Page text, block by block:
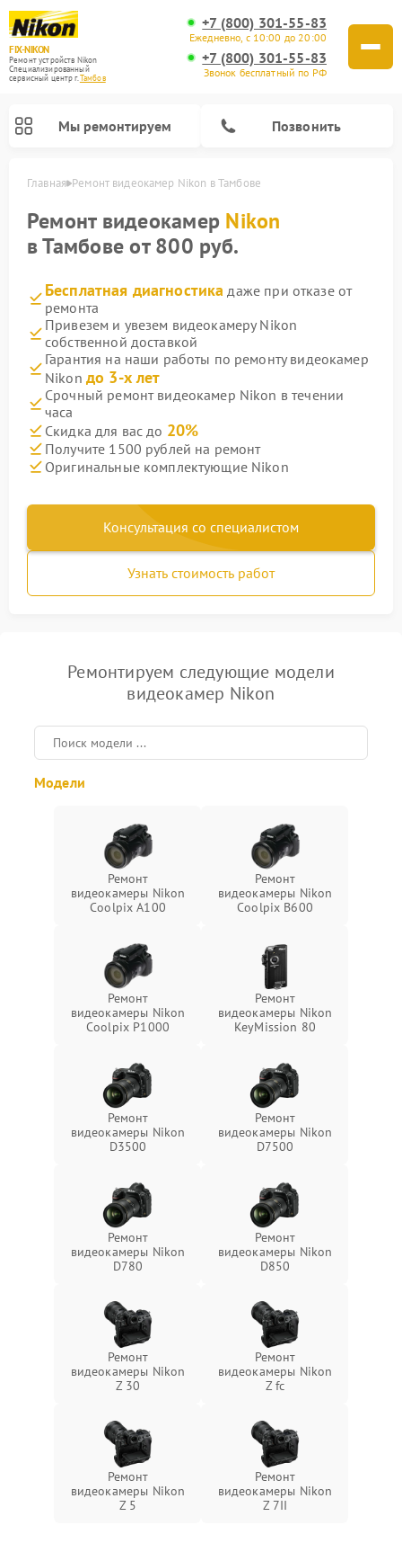
FIX-NIKON
Ремонт устройств Nikon
Специализированный
cервисный центр г.Тамбов
+7 (800) 301-55-83
Ежедневно, с 10:00 до 20:00
+7 (800) 301-55-83
Звонок бесплатный по РФ
Мы ремонтируем Позвонить
Главная Ремонт видеокамер Nikon в Тамбове
Ремонт видеокамер Nikon
в Тамбове от 800 руб.
Бесплатная диагностика даже при отказе от
ремонта
Привезем и увезем видеокамеру Nikon
собственной доставкой
Гарантия на наши работы по ремонту видеокамер
Nikon до 3-х лет
Срочный ремонт видеокамер Nikon в течении
часа
Скидка для вас до 20%
Получите 1500 рублей на ремонт
Оригинальные комплектующие Nikon
Консультация со специалистом
Узнать стоимость работ
Ремонтируем следующие модели
видеокамер Nikon
Модели
Ремонт
видеокамеры Nikon
Coolpix A100
Ремонт
видеокамеры Nikon
Coolpix B600
Ремонт
видеокамеры Nikon
Coolpix P1000
Ремонт
видеокамеры Nikon
KeyMission 80
Ремонт
видеокамеры Nikon
D3500
Ремонт
видеокамеры Nikon
D7500
Ремонт
видеокамеры Nikon
D780
Ремонт
видеокамеры Nikon
D850
Ремонт
видеокамеры Nikon
Z 30
Ремонт
видеокамеры Nikon
Z fc
Ремонт
видеокамеры Nikon
Z 5
Ремонт
видеокамеры Nikon
Z 7II